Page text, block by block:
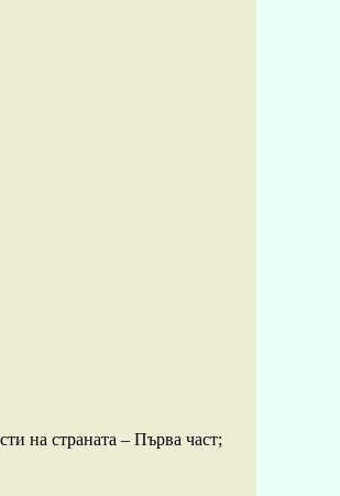
на страната – Първа част;